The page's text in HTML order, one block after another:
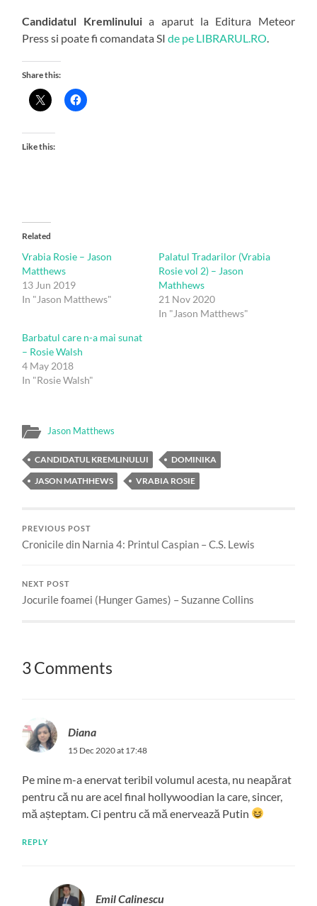
Candidatul Kremlinuluia aparut la Editura Meteor
Press si poate fi comandata SIde pe LIBRARUL.RO.
Share this:
Like this:
Related
Vrabia Rosie – Jason
Matthews
13 Jun 2019
In "Jason Matthews"
Palatul Tradarilor (Vrabia
Rosie vol 2) – Jason
Mathhews
21 Nov 2020
In "Jason Matthews"
Barbatul care n-a mai sunat
– Rosie Walsh
4 May 2018
In "Rosie Walsh"
Jason Matthews
CANDIDATUL KREMLINULUI
DOMINIKA
JASON MATHHEWS
VRABIA ROSIE
PREVIOUS POST
Cronicile din Narnia 4: Printul Caspian – C.S. Lewis
NEXT POST
Jocurile foamei (Hunger Games) – Suzanne Collins
3 Comments
Diana
15 Dec 2020 at 17:48
Pe mine m-a enervat teribil volumul acesta, nu neapărat
pentru că nu are acel final hollywoodian la care, sincer,
mă așteptam. Ci pentru că mă enervează Putin
REPLY
Emil Calinescu